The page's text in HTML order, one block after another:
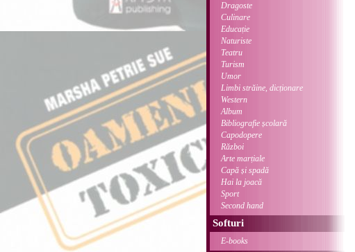
Dragoste
Culinare
Educație
Naturiste
Teatru
Turism
Umor
Limbi străine, dicționare
Western
Album
Bibliografie școlară
Capodopere
Război
Arte marțiale
Capă și spadă
Hai la joacă
Sport
Second hand
Softuri
E-books